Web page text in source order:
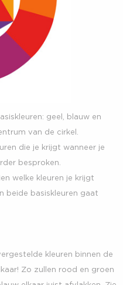
geel, blauw en
van de cirkel.
die je krijgt wanneer je
besproken.
welke kleuren je krijgt
beide basiskleuren gaat
kleuren binnen de
Zo zullen rood en groen